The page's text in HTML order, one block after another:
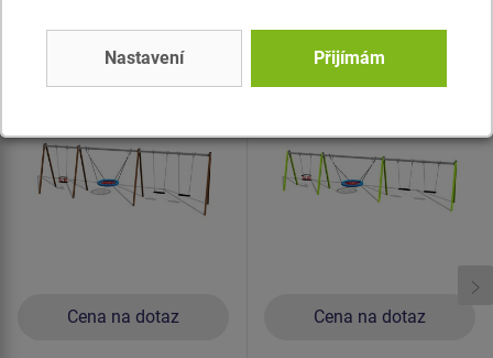
Řetězová čtyřhoupačka
Cena na dotaz
Řetězová čtyřhoupačka
Cena na dotaz
Nastavení Přijímám